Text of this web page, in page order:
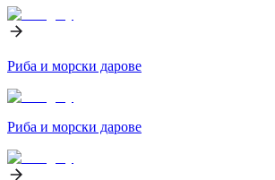
Риба и морски дарове
Риба и морски дарове